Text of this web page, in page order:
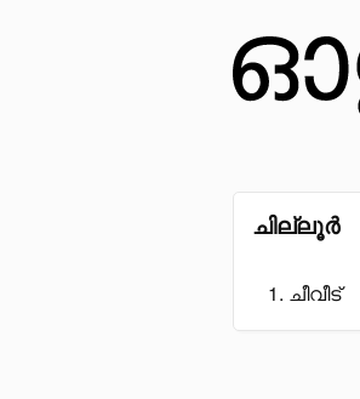
ചില്ലൂർ
ചീവീട്